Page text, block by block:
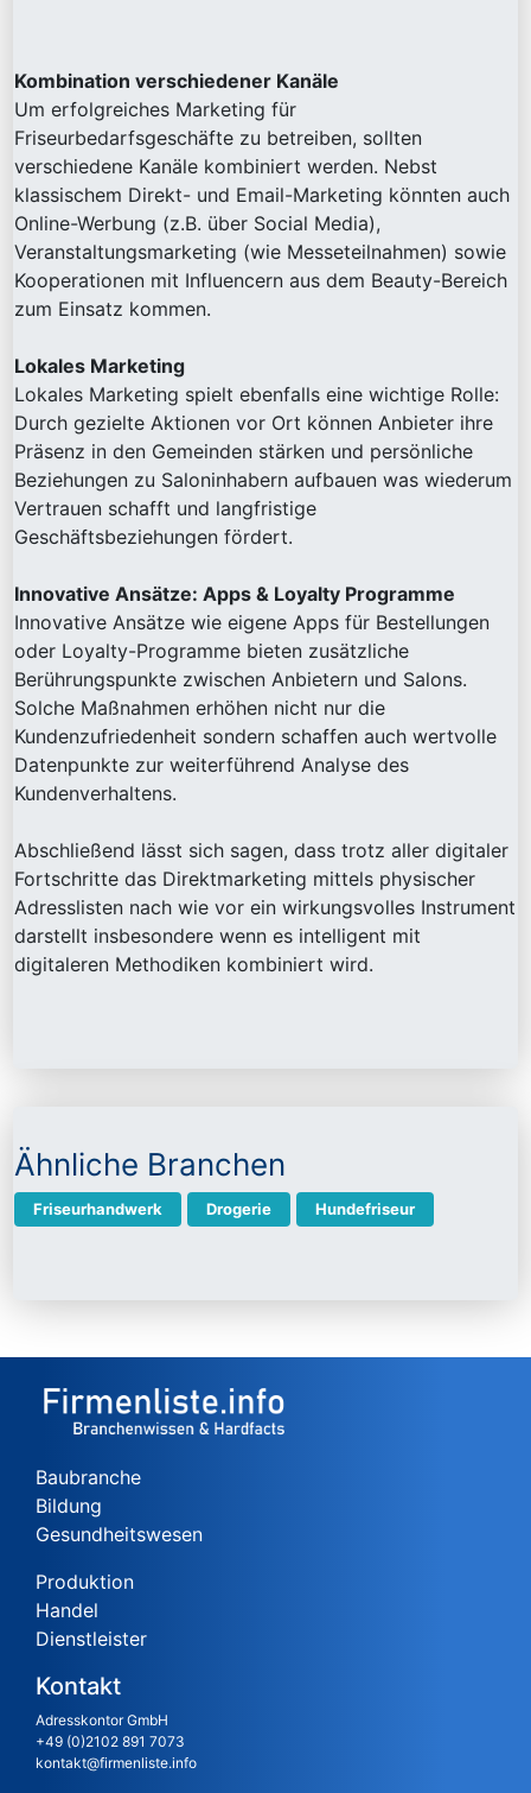
Kombination verschiedener Kanäle
Um erfolgreiches Marketing für
Friseurbedarfsgeschäfte zu betreiben, sollten
verschiedene Kanäle kombiniert werden. Nebst
klassischem Direkt- und Email-Marketing könnten auch
Online-Werbung (z.B. über Social Media),
Veranstaltungsmarketing (wie Messeteilnahmen) sowie
Kooperationen mit Influencern aus dem Beauty-Bereich
zum Einsatz kommen.
Lokales Marketing
Lokales Marketing spielt ebenfalls eine wichtige Rolle:
Durch gezielte Aktionen vor Ort können Anbieter ihre
Präsenz in den Gemeinden stärken und persönliche
Beziehungen zu Saloninhabern aufbauen was wiederum
Vertrauen schafft und langfristige
Geschäftsbeziehungen fördert.
Innovative Ansätze: Apps & Loyalty Programme
Innovative Ansätze wie eigene Apps für Bestellungen
oder Loyalty-Programme bieten zusätzliche
Berührungspunkte zwischen Anbietern und Salons.
Solche Maßnahmen erhöhen nicht nur die
Kundenzufriedenheit sondern schaffen auch wertvolle
Datenpunkte zur weiterführend Analyse des
Kundenverhaltens.
Abschließend lässt sich sagen, dass trotz aller digitaler
Fortschritte das Direktmarketing mittels physischer
Adresslisten nach wie vor ein wirkungsvolles Instrument
darstellt insbesondere wenn es intelligent mit
digitaleren Methodiken kombiniert wird.
Ähnliche Branchen
Friseurhandwerk Drogerie Hundefriseur
Baubranche
Bildung
Gesundheitswesen
Produktion
Handel
Dienstleister
Kontakt
Adresskontor GmbH
+49 (0)2102 891 7073
kontakt@firmenliste.info